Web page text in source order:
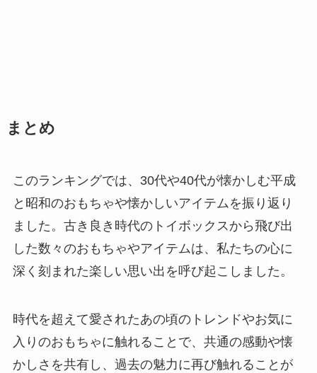
まとめ
このランキングでは、30代や40代が懐かしむ平成
と昭和のおもちゃや懐かしいアイテムを振り返り
ました。古き良き時代のトイボックスから飛び出
した数々のおもちゃやアイテムは、私たちの心に
深く刻まれた楽しい思い出を呼び起こしました。
時代を超えて愛されたあの頃のトレンドやお気に
入りのおもちゃに触れることで、共通の感動や懐
かしさを共有し、過去の魅力に再び触れることが